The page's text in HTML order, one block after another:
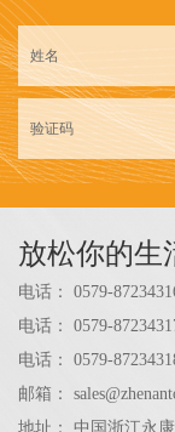
放松你的生
电话：
0579-
电话：
0579-
电话：
0579-
邮箱：
地址：
中国浙江永